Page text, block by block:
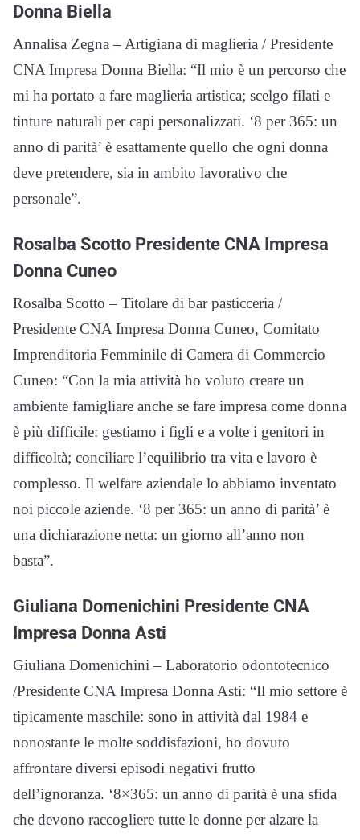
Donna Biella
Annalisa Zegna – Artigiana di maglieria / Presidente
CNA Impresa Donna Biella: “Il mio è un percorso che
mi ha portato a fare maglieria artistica; scelgo filati e
tinture naturali per capi personalizzati. ‘8 per 365: un
anno di parità’ è esattamente quello che ogni donna
deve pretendere, sia in ambito lavorativo che
personale”.
Rosalba Scotto Presidente CNA Impresa
Donna Cuneo
Rosalba Scotto – Titolare di bar pasticceria /
Presidente CNA Impresa Donna Cuneo, Comitato
Imprenditoria Femminile di Camera di Commercio
Cuneo: “Con la mia attività ho voluto creare un
ambiente famigliare anche se fare impresa come donna
è più difficile: gestiamo i figli e a volte i genitori in
difficoltà; conciliare l’equilibrio tra vita e lavoro è
complesso. Il welfare aziendale lo abbiamo inventato
noi piccole aziende. ‘8 per 365: un anno di parità’ è
una dichiarazione netta: un giorno all’anno non
basta”.
Giuliana Domenichini Presidente CNA
Impresa Donna Asti
Giuliana Domenichini – Laboratorio odontotecnico
/Presidente CNA Impresa Donna Asti: “Il mio settore è
tipicamente maschile: sono in attività dal 1984 e
nonostante le molte soddisfazioni, ho dovuto
affrontare diversi episodi negativi frutto
dell’ignoranza. ‘8×365: un anno di parità è una sfida
che devono raccogliere tutte le donne per alzare la